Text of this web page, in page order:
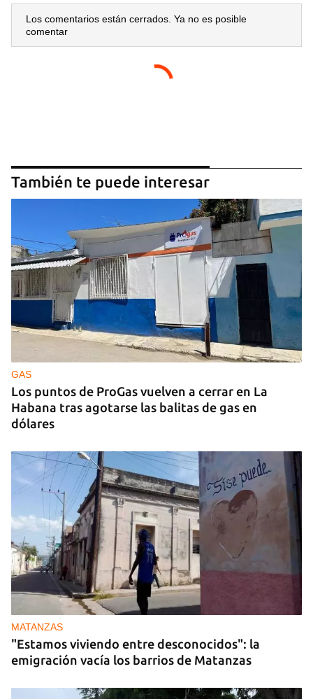
Los comentarios están cerrados. Ya no es posible
comentar
También te puede interesar
GAS
Los puntos de ProGas vuelven a cerrar en La
Habana tras agotarse las balitas de gas en
dólares
MATANZAS
"Estamos viviendo entre desconocidos": la
emigración vacía los barrios de Matanzas